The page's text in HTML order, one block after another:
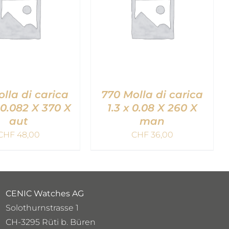
AL
/
QUICK
di carica
X 370 X
aut
48,00
AGGIUNGI AL
CARRELLO
/
QUICK
770 Molla di carica
1.3 x 0.08 X 260 X
man
CHF36,00
CENIC Watches AG
Solothurnstrasse 1
CH-3295 Rüti b. Büren